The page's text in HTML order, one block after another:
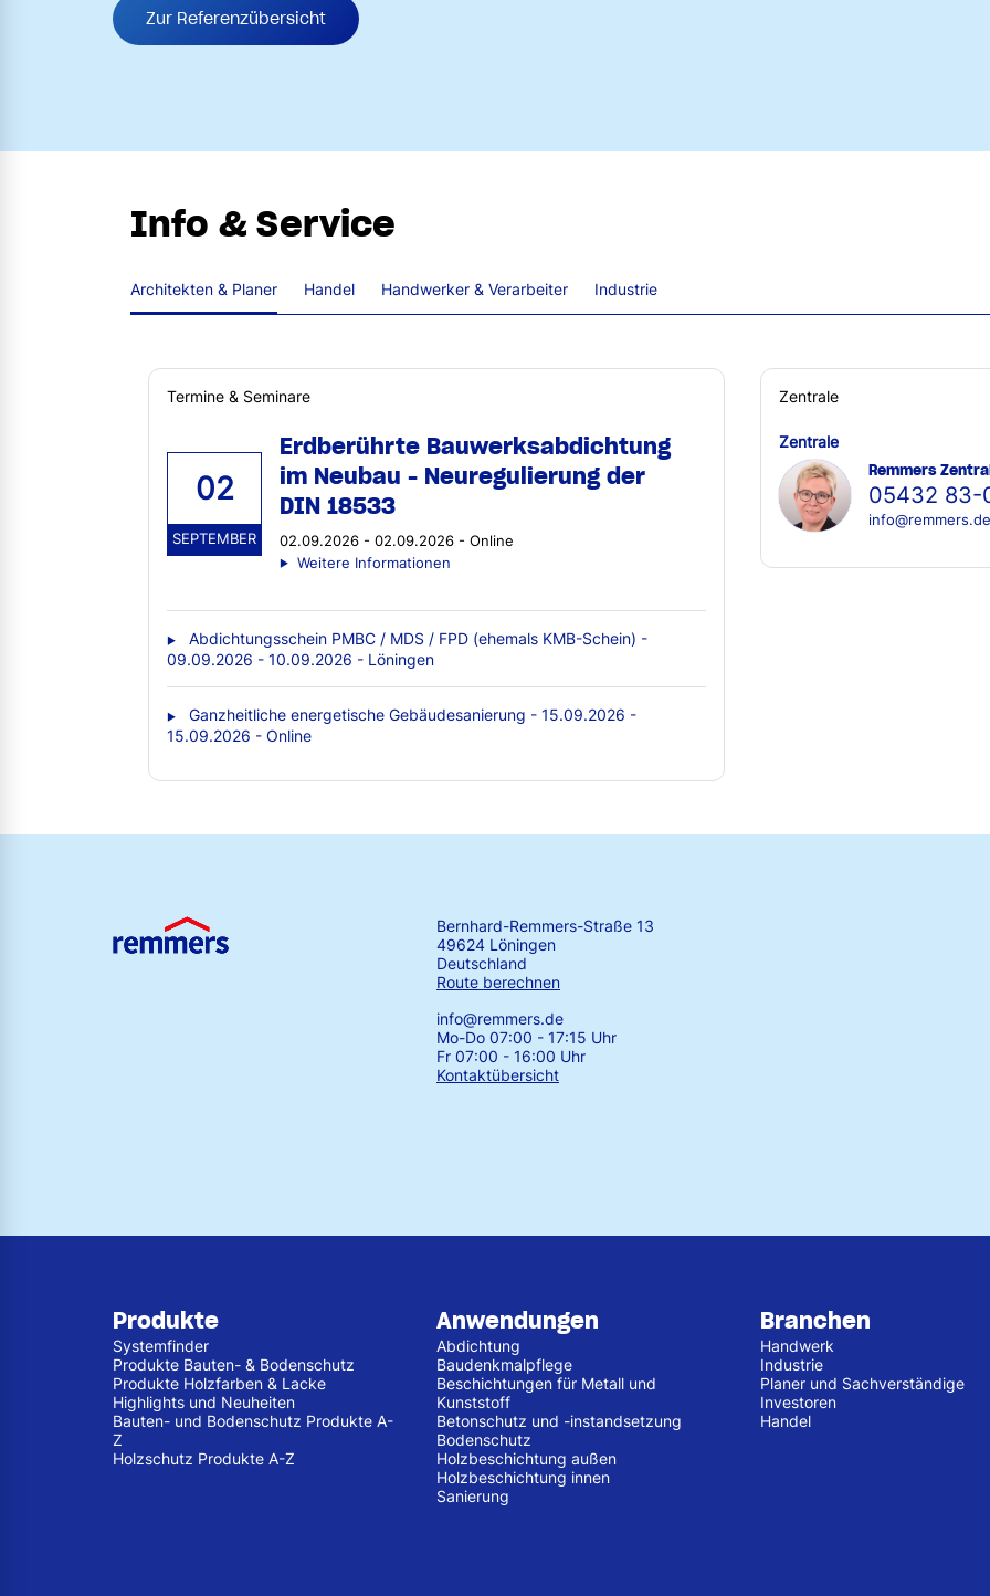
Zur Referenzübersicht
Info & Service
Architekten & Planer Handel Handwerker & Verarbeiter Industrie
Termine & Seminare
02
SEPTEMBER
Erdberührte Bauwerksabdichtung
im Neubau - Neuregulierung der
DIN 18533
02.09.2026 - 02.09.2026 - Online
Weitere Informationen
Abdichtungsschein PMBC / MDS / FPD (ehemals KMB-Schein) -
09.09.2026 - 10.09.2026 - Löningen
Ganzheitliche energetische Gebäudesanierung - 15.09.2026 -
15.09.2026 - Online
Zentrale
Zentrale
Remmers
05432 83-
Bernhard-Remmers-Straße 13
49624 Löningen
Deutschland
Route berechnen
info@remmers.de
Mo-Do 07:00 - 17:15 Uhr
Fr 07:00 - 16:00 Uhr
Kontaktübersicht
Produkte
Systemfinder
Produkte Bauten- & Bodenschutz
Produkte Holzfarben & Lacke
Highlights und Neuheiten
Bauten- und Bodenschutz Produkte A-
Z
Holzschutz Produkte A-Z
Anwendungen
Abdichtung
Baudenkmalpflege
Beschichtungen für Metall und
Kunststoff
Betonschutz und -instandsetzung
Bodenschutz
Holzbeschichtung außen
Holzbeschichtung innen
Sanierung
Branchen
Handwerk
Industrie
Planer und Sachverständige
Investoren
Handel